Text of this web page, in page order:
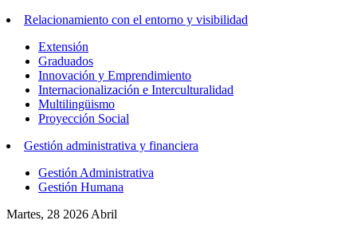
Relacionamiento con el entorno y visibilidad
Extensión
Graduados
Innovación y Emprendimiento
Internacionalización e Interculturalidad
Multilingüismo
Proyección Social
Gestión administrativa y financiera
Gestión Administrativa
Gestión Humana
Martes, 28 2026 Abril